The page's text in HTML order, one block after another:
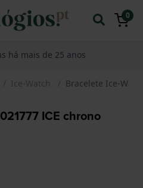
0
há mais de 25 anos
Ice-Watch Bracelete Ice-
ICE chrono